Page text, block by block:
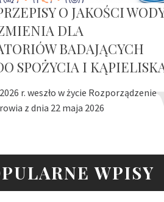
O JAKOŚCI
DLA
BADAJĄCYCH
SPOŻYCIA I
r. weszło w życie Rozporządzenie
z dnia 22 maja 2026
WPISY